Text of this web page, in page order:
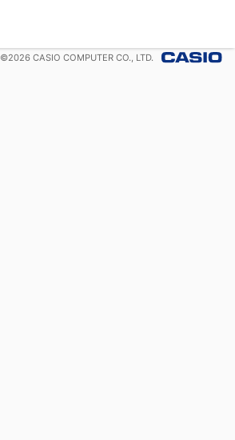
©2026 CASIO COMPUTER CO., LTD.